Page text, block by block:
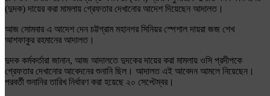
(দুদক) দায়ের করা মামলায় গ্রেফতার দেখানোর আদেশ দিয়েছেন আদালত।
আজ সোমবার এ আদেশ দেন চট্টগ্রাম মহানগর সিনিয়র স্পেশাল দায়রা জজ শেখ
আশফাকুর রহমানের আদালত।
দুদক কর্মকর্তারা জানান, আজ আদালতে দুদকের দায়ের করা মামলায় ওসি প্রদীপকে
গ্রেফতার দেখানোর আবেদনের শুনানি ছিল। আদালত এই আবেদন আমলে নিয়েছেন।
পরবর্তী শুনানির তারিখ নির্ধারণ করা হয়েছে ২০ সেপ্টেম্বর।